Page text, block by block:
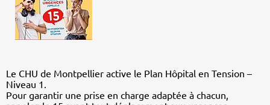
Le CHU de Montpellier active le Plan Hôpital en Tension –
Niveau 1.
Pour garantir une prise en charge adaptée à chacun,